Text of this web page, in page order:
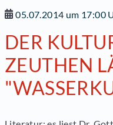
05.07.2014 um 17:00
DER
ZEUTHEN